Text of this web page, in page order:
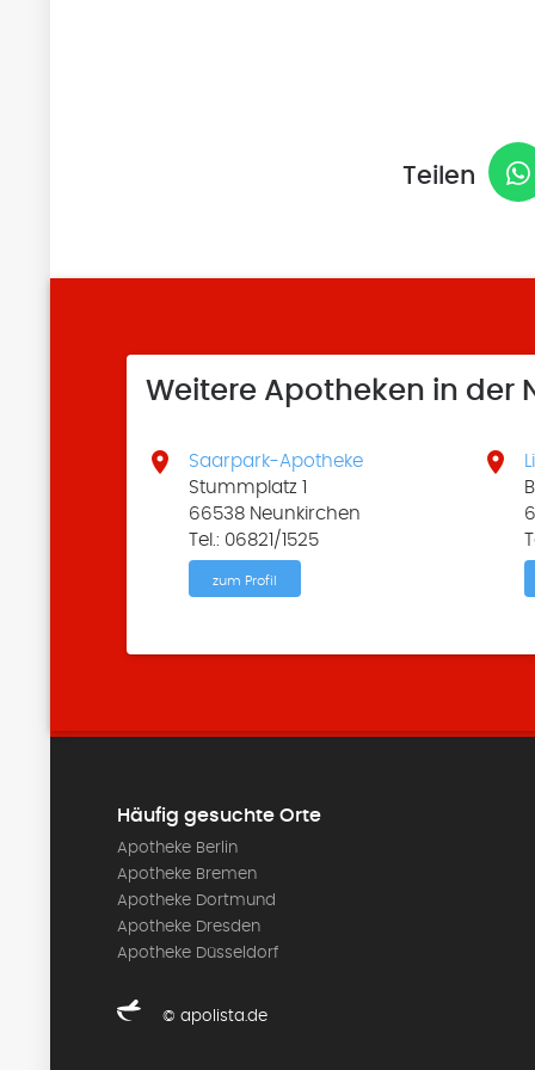
Teilen
Weitere Apotheken in der

Saarpark-Apotheke
Stummplatz 1
66538 Neunkirchen
Tel.: 06821/1525
zum Profil

Häufig gesuchte Orte
Apotheke Berlin
Apotheke Bremen
Apotheke Dortmund
Apotheke Dresden
Apotheke Düsseldorf
© apolista.de